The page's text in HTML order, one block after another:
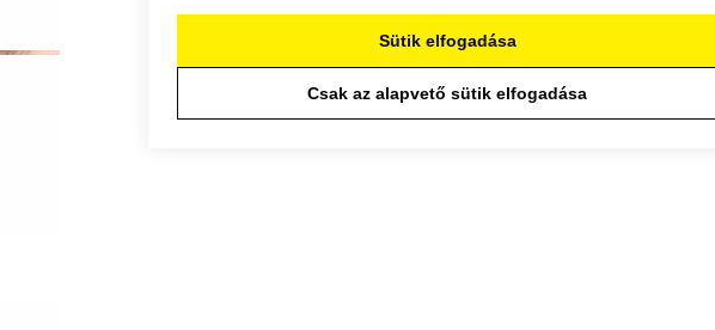
Sütik elfogadása
Csak az alapvető sütik elfogadása